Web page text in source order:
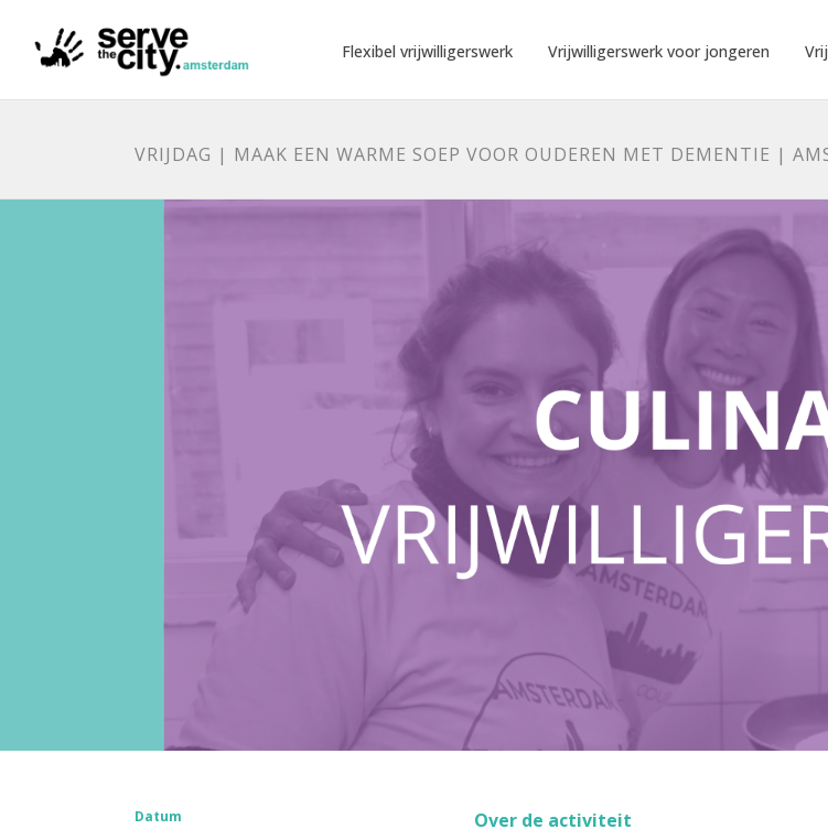
Flexibel vrijwilligerswerk Vrijwilligerswerk voor jongeren
VRIJDAG | MAAK EEN WARME SOEP VOOR OUDEREN MET DEMENTIE |
Datum Over de activiteit